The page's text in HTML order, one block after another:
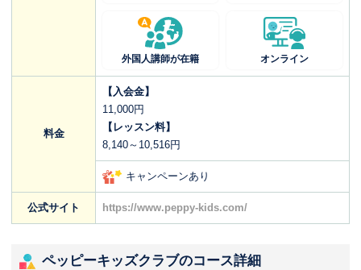
外国人講師が在籍 オンライン
料金
【入会金】
11,000円
【レッスン料】
8,140～10,516円
キャンペーンあり
公式サイト https://www.peppy-kids.com/
ペッピーキッズクラブのコース詳細